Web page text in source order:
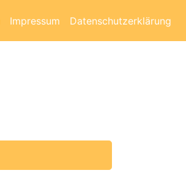
Impressum Datenschutzerklärung